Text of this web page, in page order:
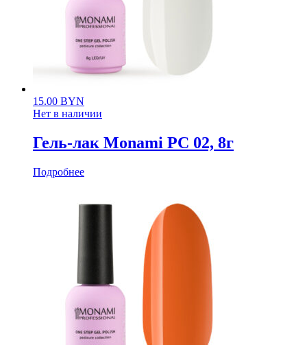
15.00 BYN
Нет в наличии
Гель-лак Monami PС 02, 8г
Подробнее